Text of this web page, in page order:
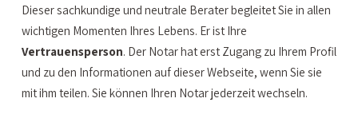
Dieser sachkundige und neutrale Berater begleitet Sie in allen
wichtigen Momenten Ihres Lebens. Er ist Ihre
Vertrauensperson. Der Notar hat erst Zugang zu Ihrem Profil
und zu den Informationen auf dieser Webseite, wenn Sie sie
mit ihm teilen. Sie können Ihren Notar jederzeit wechseln.